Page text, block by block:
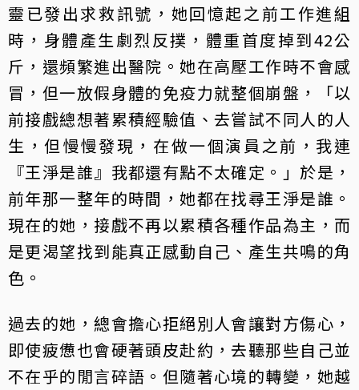
靈已發出求救訊號，她回憶起之前工作進組
時，身體產生劇烈反撲，體重首度掉到42公
斤，還頻繁進出醫院。她在高壓工作時不會感
冒，但一放假身體的免疫力就整個崩盤，「以
前接戲總想著累積經驗值、去嘗試不同人的人
生，但慢慢發現，在做一個演員之前，我連
『王淨是誰』我都還有點不太確定。」於是，
前年那一整年的時間，她都在找尋王淨是誰。
現在的她，接戲不再以累積各種作品為主，而
是更渴望找到能真正感動自己、產生共鳴的角
色。
過去的她，總會擔心拒絕別人會讓對方傷心，
即使疲憊也會硬著頭皮赴約，去聽那些自己並
不在乎的閒言碎語。但隨著心境的轉變，她越